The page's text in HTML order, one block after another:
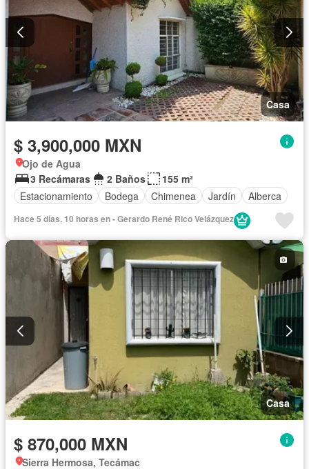
Casa
$ 3,900,000 MXN
Ojo de Agua
3 Recámaras
2 Baños
155 m²
Estacionamiento
Bodega Chimenea Jardín Alberca
Hace 5 días, 10 horas en - Gerardo René Rico Velázquez
Casa
$ 870,000 MXN
Sierra Hermosa, Tecámac